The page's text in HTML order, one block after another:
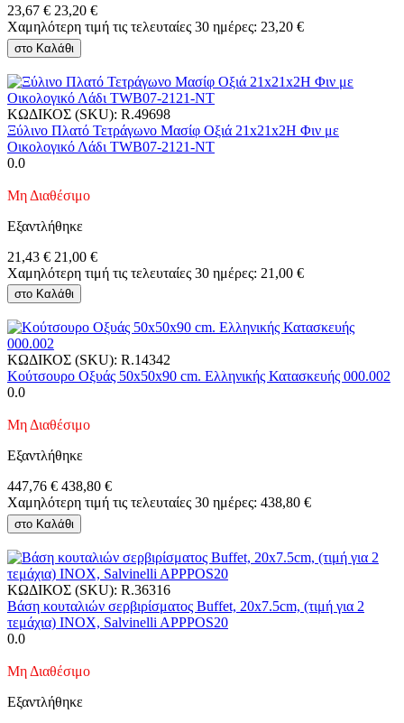
23,67 € 23,20 €
Χαμηλότερη τιμή τις τελευταίες 30 ημέρες: 23,20 €
στο Καλάθι
ΚΩΔΙΚΟΣ (SKU): R.49698
Ξύλινο Πλατό Τετράγωνο Μασίφ Οξιά 21x21x2Η Φιν με
Οικολογικό Λάδι TWB07-2121-NT
0.0
Μη Διαθέσιμο
Εξαντλήθηκε
21,43 € 21,00 €
Χαμηλότερη τιμή τις τελευταίες 30 ημέρες: 21,00 €
στο Καλάθι
ΚΩΔΙΚΟΣ (SKU): R.14342
Κούτσουρο Οξυάς 50x50x90 cm. Ελληνικής Κατασκευής 000.002
0.0
Μη Διαθέσιμο
Εξαντλήθηκε
447,76 € 438,80 €
Χαμηλότερη τιμή τις τελευταίες 30 ημέρες: 438,80 €
στο Καλάθι
ΚΩΔΙΚΟΣ (SKU): R.36316
Βάση κουταλιών σερβιρίσματος Buffet, 20x7.5cm, (τιμή για 2
τεμάχια) INOX, Salvinelli APPPOS20
0.0
Μη Διαθέσιμο
Εξαντλήθηκε